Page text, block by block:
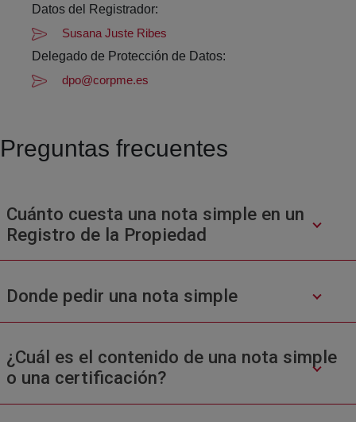
Datos del Registrador:
Susana Juste Ribes
Delegado de Protección de Datos:
dpo@corpme.es
Preguntas frecuentes
Cuánto cuesta una nota simple en un
Registro de la Propiedad
Donde pedir una nota simple
¿Cuál es el contenido de una nota simple
o una certificación?